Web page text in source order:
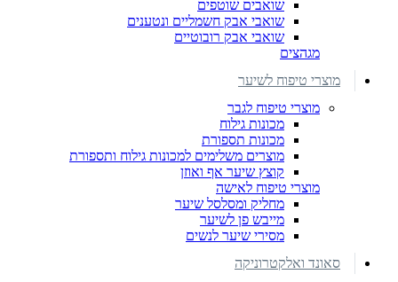
שואבים שוטפים
שואבי אבק חשמליים ונטענים
שואבי אבק רובוטיים
מגהצים
מוצרי טיפוח לשיער
מוצרי טיפוח לגבר
מכונות גילוח
מכונות תספורת
מוצרים משלימים למכונות גילוח ותספורת
קוצץ שיער אף ואוזן
מוצרי טיפוח לאישה
מחליק ומסלסל שיער
מייבש פן לשיער
מסירי שיער לנשים
סאונד ואלקטרוניקה